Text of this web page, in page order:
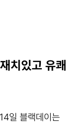
치있고 유쾌
일 블랙데이는